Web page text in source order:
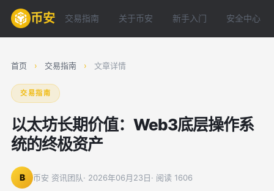
币安 交易指南 关于币安 新手入门 安全中心
首页 › 交易指南 › 文章详情
交易指南
以太坊长期价值：Web3底层操作系
统的终极资产
B 币安 资讯团队· 2026年06月23日· 阅读 1606